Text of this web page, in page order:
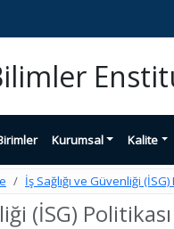
Kurumsal Kalite
İş Sağlığı ve Güvenliği (İSG)
(İSG) Politikası